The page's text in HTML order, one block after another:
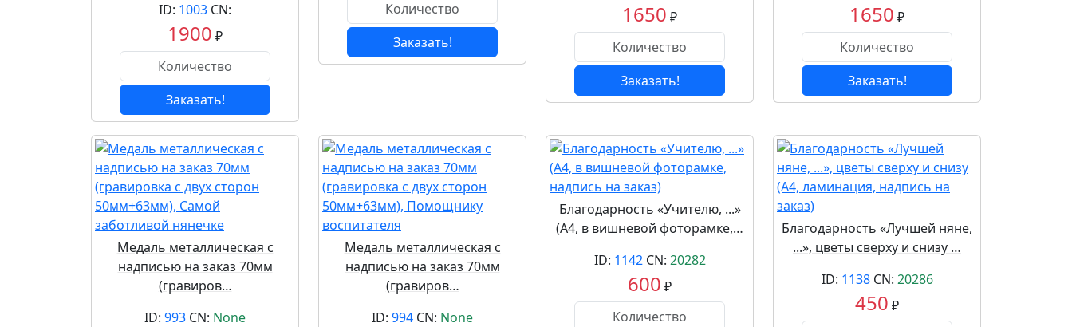
ID: 1003 CN:
1900 ₽
Заказать!
Заказать!
1650 ₽
Заказать!
1650 ₽
Заказать!
Медаль металлическая с
надписью на заказ 70мм
(гравиров…
ID: 993 CN: None
Медаль металлическая с
надписью на заказ 70мм
(гравиров…
ID: 994 CN: None
Благодарность «Учителю, ...»
(А4, в вишневой фоторамке,…
ID: 1142CN: 20282
600 ₽
Благодарность «Лучшей няне,
...», цветы сверху и снизу …
ID: 1138CN: 20286
450 ₽